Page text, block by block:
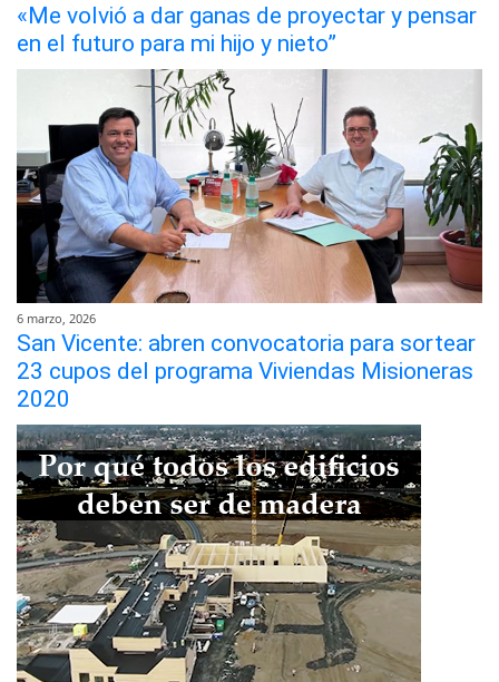
«Me volvió a dar ganas de proyectar y pensar
en el futuro para mi hijo y nieto”
6 marzo, 2026
San Vicente: abren convocatoria para sortear
23 cupos del programa Viviendas Misioneras
2020